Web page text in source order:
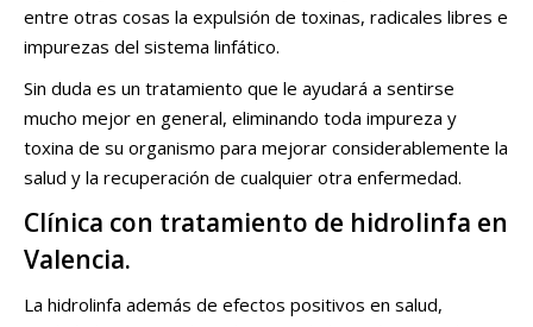
entre otras cosas la expulsión de toxinas, radicales libres e
impurezas del sistema linfático.
Sin duda es un tratamiento que le ayudará a sentirse
mucho mejor en general, eliminando toda impureza y
toxina de su organismo para mejorar considerablemente la
salud y la recuperación de cualquier otra enfermedad.
Clínica con tratamiento de hidrolinfa en
Valencia.
La hidrolinfa además de efectos positivos en salud,